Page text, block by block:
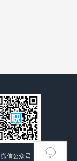
微信公众号